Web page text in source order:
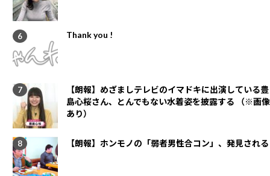
Thank you !
【朗報】めざましテレビのイマドキに出演している豊
島心桜さん、とんでもない水着姿を披露する （※画像
あり）
【朗報】ホンモノの「弱者男性合コン」、発見される